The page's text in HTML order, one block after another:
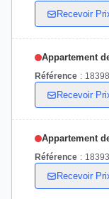
Recevoir
Appartement
Référence : 18398
Recevoir
Appartement
Référence : 18393
Recevoir